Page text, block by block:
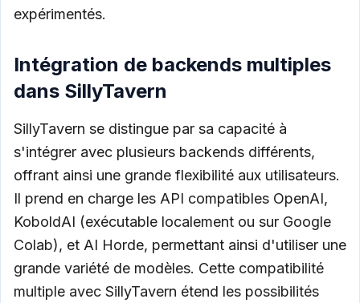
expérimentés.
Intégration de backends multiples
dans SillyTavern
SillyTavern se distingue par sa capacité à
s'intégrer avec plusieurs backends différents,
offrant ainsi une grande flexibilité aux utilisateurs.
Il prend en charge les API compatibles OpenAI,
KoboldAI (exécutable localement ou sur Google
Colab), et AI Horde, permettant ainsi d'utiliser une
grande variété de modèles. Cette compatibilité
multiple avec SillyTavern étend les possibilités